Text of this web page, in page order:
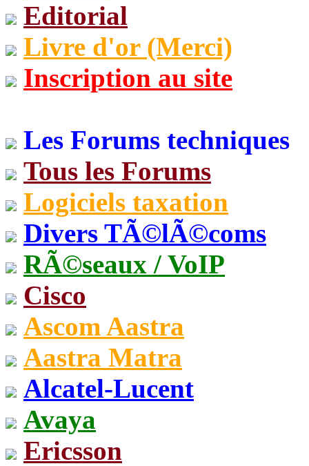
Editorial
Livre d'or (Merci)
Inscription au site
Les Forums techniques
Tous les Forums
Logiciels taxation
Divers TÃ©lÃ©coms
RÃ©seaux / VoIP
Cisco
Ascom Aastra
Aastra Matra
Alcatel-Lucent
Avaya
Ericsson